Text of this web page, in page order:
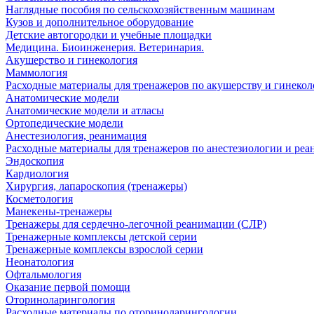
Наглядные пособия по сельскохозяйственным машинам
Кузов и дополнительное оборудование
Детские автогородки и учебные площадки
Медицина. Биоинженерия. Ветеринария.
Акушерство и гинекология
Маммология
Расходные материалы для тренажеров по акушерству и
Анатомические модели
Анатомические модели и атласы
Ортопедические модели
Анестезиология, реанимация
Расходные материалы для тренажеров по анестезиологии и
Эндоскопия
Кардиология
Хирургия, лапароскопия (тренажеры)
Косметология
Манекены-тренажеры
Тренажеры для сердечно-легочной реанимации (СЛР)
Тренажерные комплексы детской серии
Тренажерные комплексы взрослой серии
Неонатология
Офтальмология
Оказание первой помощи
Оториноларингология